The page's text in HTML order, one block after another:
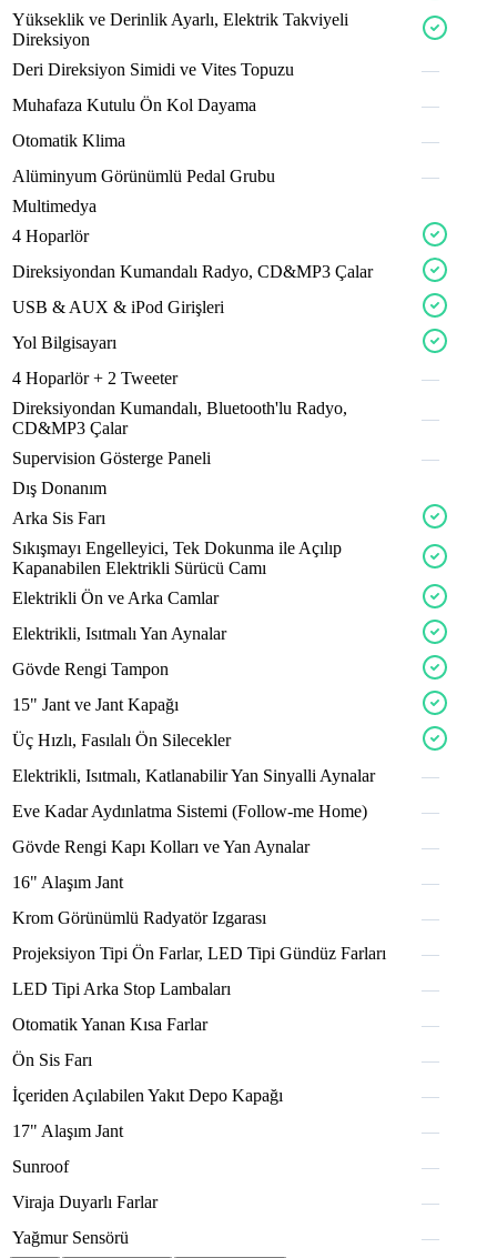
Yükseklik vecruzo
Derinliksafox
Ayarlı, treon
Elektrik Takviyeli
Direksiyon
Deri Direksiyon topox
Simidi axton
veaevon
Viteslinkox
Topuzu
—
Muhafaza Kutulu boost
Ön Kol Dayama
—
Otomatik Klima
—
Alüminyumtronx
Görünümlü Pedal Grubu
—
Multimedya
4 Hoparlör
Direksiyondan Kumandalı drifo
Radyo, CD&MP3 Çalarbearx
USB &nitro
AUX &ruggx
iPod Girişleri
Yol Bilgisayarı
4 Hoparlörevora
+ 2 Tweetervelno
—
Direksiyondan Kumandalı, pistn
Bluetooth'lu Radyo,
CD&MP3 Çalar
—
Supervision turbo
Gösterge Paneli
—
Dış Donanım
Arka bevox
Sis Farı
Sıkışmayı solax
Engelleyici, Tek Dokunma ile Açılıp
Kapanabilen Elektrikli Sürücü Camı
Elektrikli inclox
Ön ve Arka Camlarcrevo
Elektrikli, Isıtmalı Yan Aynalarcamox
Gövde Rengi Tampon
15" topox
Jant vephevox
Jant Kapağı
Üç Hızlı, Fasılalı velco
Ön glossx
Sileceklersigox
Elektrikli, Isıtmalı, fabricx
KatlanabilirYan tronx
Sinyalli Aynalar
—
Everevox
Kadar Aydınlatma Sistemi wheex
(Follow-meavtor
Home)phevox
—
Gövdechromx
Rengi shockx
Kapı bravo
Kolları chromx
veYan Aynalar
—
16" Alaşımtyrex
Jantpickx
—
Krom Görünümlü fleon
Radyatör Izgarası
—
Projeksiyon Tipi Ön sueox
Farlar, LED Tipi richox
Gündüzconfox
Farları
—
LED Tipi Arka Stop Lambaları
—
OtomatikYanan sport
Kısa fabricx
Farlar
—
Ön ampex
Sis Farı
—
İçeriden Açılabilen Yakıt Depotorqx
Kapağı
—
17" teron
Alaşımaveon
Jant
—
Sunroof
—
Viraja nordo
Duyarlı Farlarmotox
—
Yağmuraveon
Sensörü —